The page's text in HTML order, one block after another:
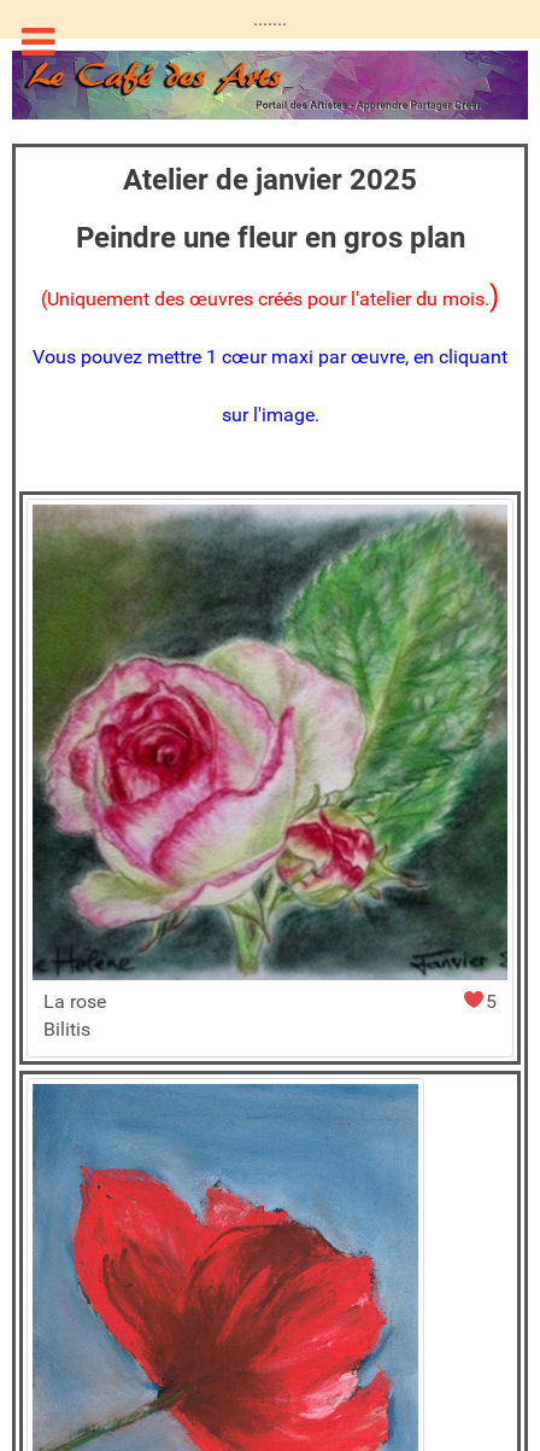
.......
Atelier de janvier 2025
Peindre une fleur en gros plan
(Uniquement des œuvres créés pour l'atelier du mois.)
Vous pouvez mettre 1 cœur maxi par œuvre, en cliquant
sur l'image.
5
La rose
Bilitis